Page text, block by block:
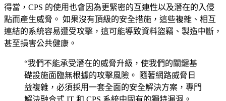
得當，CPS 的使用也會因為更緊密的互連性以及潛在的入侵
點而產生威脅。 如果沒有頂級的安全措施，這些複雜、相互
連結的系統容易遭受攻擊，這可能導致資料盜竊、製造中斷，
甚至損害公共健康。
“我們不能承受潛在的威脅升級，使我們的關鍵基
礎設施面臨無根據的攻擊風險。 隨著網路威脅日
益複雜，必須採用一套全面的安全解決方案，專門
解決融合式 IT 和 CPS 系統中固有的獨特漏洞。